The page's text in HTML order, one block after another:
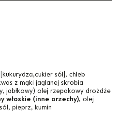
sól], chleb
z mąki jaglanej skrobia
jabłkowy) olej rzepakowy drożdże
włoskie (inne orzechy), olej
pieprz, kumin